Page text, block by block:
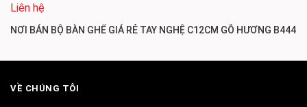
Liên hệ
NƠI BÁN BỘ BÀN GHẾ GIÁ RẺ TAY NGHỆ C12CM GỖ HƯƠNG B444
VỀ CHÚNG TÔI